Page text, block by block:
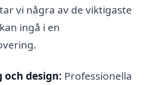
vi några av de viktigaste
ingå i en
och design: Professionella